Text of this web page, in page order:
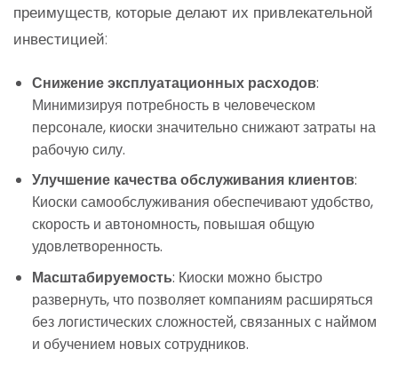
преимуществ, которые делают их привлекательной
инвестицией:
Снижение эксплуатационных расходов:
Минимизируя потребность в человеческом
персонале, киоски значительно снижают затраты на
рабочую силу.
Улучшение качества обслуживания клиентов:
Киоски самообслуживания обеспечивают удобство,
скорость и автономность, повышая общую
удовлетворенность.
Масштабируемость: Киоски можно быстро
развернуть, что позволяет компаниям расширяться
без логистических сложностей, связанных с наймом
и обучением новых сотрудников.